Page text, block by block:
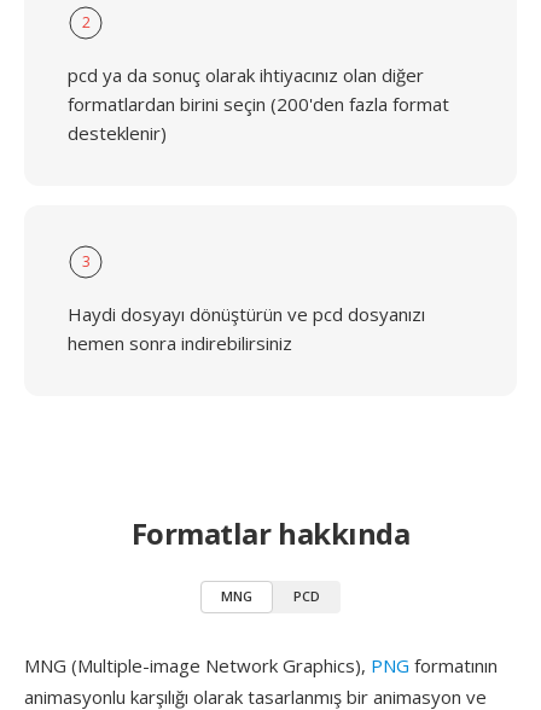
2
pcd ya da sonuç olarak ihtiyacınız olan diğer
formatlardan birini seçin (200'den fazla format
desteklenir)
3
Haydi dosyayı dönüştürün ve pcd dosyanızı
hemen sonra indirebilirsiniz
Formatlar hakkında
MNG PCD
MNG (Multiple-image Network Graphics), PNG formatının
animasyonlu karşılığı olarak tasarlanmış bir animasyon ve